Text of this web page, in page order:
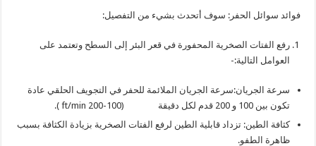
فوائد سوائل الحفر: سوف أتحدث بشيء من التفصيل:
رفع الفتات الصخرية المحفورة في قعر البئر إلى السطح وتعتمد على
العوامل التالية:-
سرعة الجريان:سرعة الجريان الملائمة للحفر في التجويف الحلقي عادة
تكون بين 100 و 200 قدم لكل دقيقة (100-200 ft/min ).
كثافة الطين: تزداد قابلية الطين لرفع الفتات الصخرية بزيادة الكثافة بسبب
ظاهرة الطفو.